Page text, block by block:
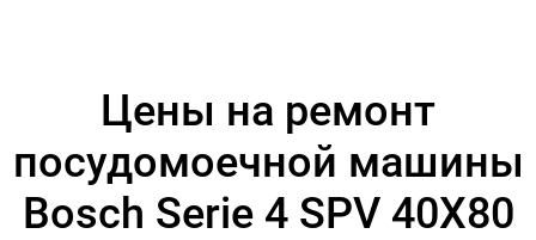
Цены на ремонт
посудомоечной машины
Bosch Serie 4 SPV 40X80